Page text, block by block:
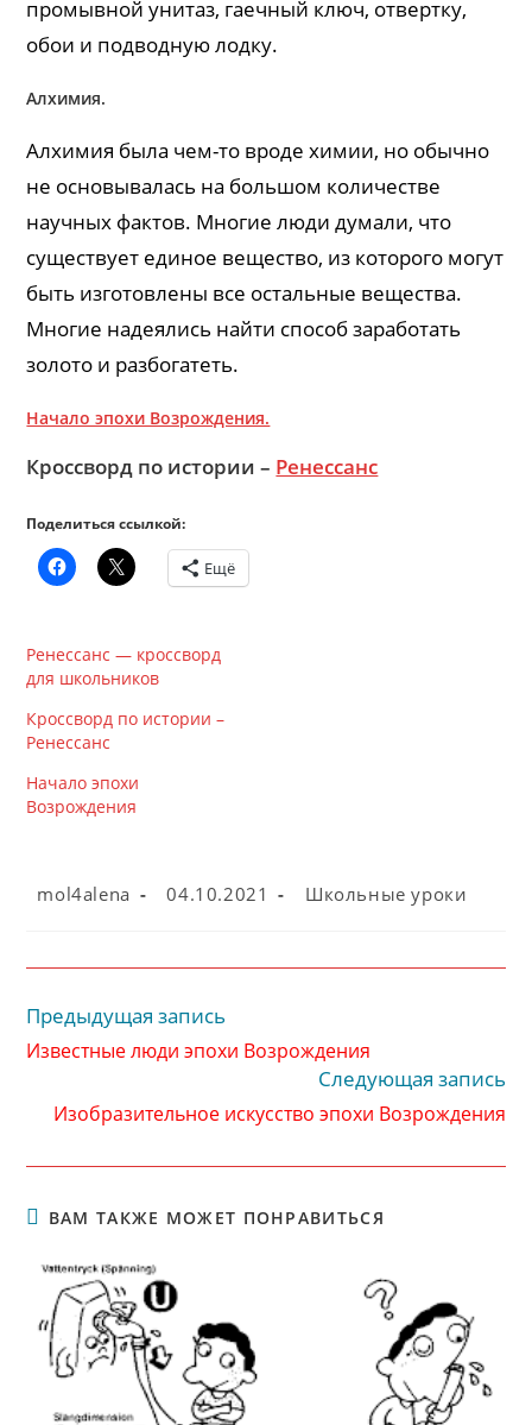
промывной унитаз, гаечный ключ, отвертку,
обои и подводную лодку.
Алхимия.
Алхимия была чем-то вроде химии, но обычно
не основывалась на большом количестве
научных фактов. Многие люди думали, что
существует единое вещество, из которого могут
быть изготовлены все остальные вещества.
Многие надеялись найти способ заработать
золото и разбогатеть.
Начало эпохи Возрождения.
Кроссворд по истории – Ренессанс
Поделиться ссылкой:
Ещё
Ренессанс — кроссворд
для школьников
Кроссворд по истории –
Ренессанс
Начало эпохи
Возрождения
Автор
mol4alena
Запись
04.10.2021
Рубрика
Школьные уроки
Читать
статьи
Предыдущая запись
Известные люди эпохи Возрождения
Следующая запись
Изобразительное искусство эпохи Возрождения
ВАМ ТАКЖЕ МОЖЕТ ПОНРАВИТЬСЯ